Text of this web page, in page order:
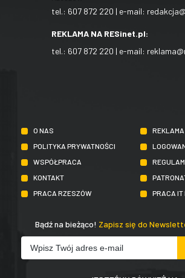
tel.: 607 872 220 | e-mail:
REKLAMA NA RESinet.pl:
tel.: 607 872 220 | e-mail:
O NAS
REKLAMA
POLITYKA PRYWATNOŚCI
WSPÓŁPRACA
KONTAKT
PRACA RZESZÓW
PRACA IT
Bądź na bieżąco! Zapisz się do